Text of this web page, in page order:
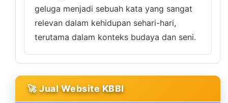
geluga menjadi sebuah kata yang sangat
relevan dalam kehidupan sehari-hari,
terutama dalam konteks budaya dan seni.
🚀 Jual Website KBBI